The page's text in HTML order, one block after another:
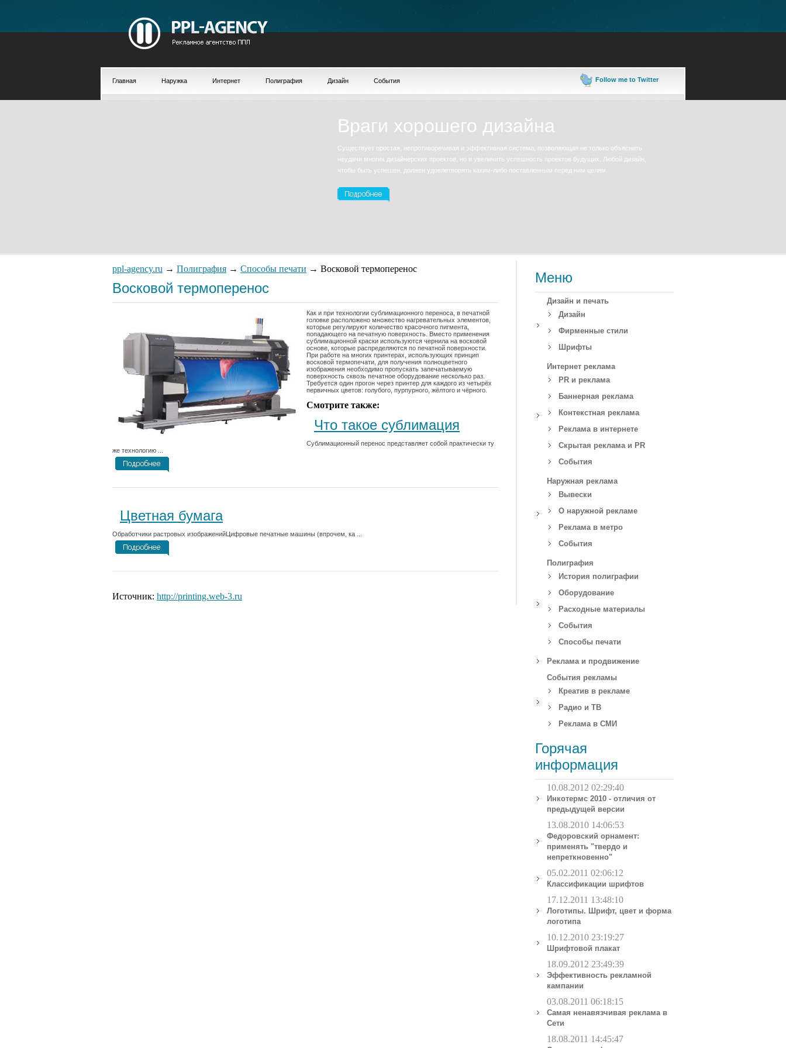
Главная Наружка Интернет Полиграфия Дизайн События Follow me to Twitter
Враги хорошего дизайна
Существует простая, непротиворечивая и эффективная система, позволяющая не только объяснить
неудачи многих дизайнерских проектов, но и увеличить успешность проектов будущих. Любой дизайн,
чтобы быть успешен, должен удовлетворять каким-либо поставленным перед ним целям.
ppl-agency.ru → Полиграфия → Способы печати → Восковой термоперенос
Восковой термоперенос
Как и при технологии сублимационного переноса, в печатной
головке расположено множество нагревательных элементов,
которые регулируют количество красочного пигмента,
попадающего на печатную поверхность. Вместо применения
сублимационной краски используются чернила на восковой
основе, которые распределяются по печатной поверхности.
При работе на многих принтерах, использующих принцип
восковой термопечати, для получения полноцветного
изображения необходимо пропускать запечатываемую
поверхность сквозь печатное оборудование несколько раз.
Требуется один прогон через принтер для каждого из четырёх
первичных цветов: голубого, пурпурного, жёлтого и чёрного.
Смотрите также:
Что такое сублимация
Сублимационный перенос представляет собой практически ту
же технологию ...
Цветная бумага
Обработчики растровых изображенийЦифровые печатные машины (впрочем, ка ...
Источник: http://printing.web-3.ru
Меню
Дизайн и печать
Дизайн
Фирменные стили
Шрифты
Интернет реклама
PR и реклама
Баннерная реклама
Контекстная реклама
Реклама в интернете
Скрытая реклама и PR
События
Наружная реклама
Вывески
О наружной рекламе
Реклама в метро
События
Полиграфия
История полиграфии
Оборудование
Расходные материалы
События
Способы печати
Реклама и продвижение
События рекламы
Креатив в рекламе
Радио и ТВ
Реклама в СМИ
Горячая
информация
10.08.2012 02:29:40
Инкотермс 2010 - отличия от
предыдущей версии
13.08.2010 14:06:53
Федоровский орнамент:
применять "твердо и
непреткновенно"
05.02.2011 02:06:12
Классификации шрифтов
17.12.2011 13:48:10
Логотипы. Шрифт, цвет и форма
логотипа
10.12.2010 23:19:27
Шрифтовой плакат
18.09.2012 23:49:39
Эффективность рекламной
кампании
03.08.2011 06:18:15
Самая ненавязчивая реклама в
Сети
18.08.2011 14:45:47